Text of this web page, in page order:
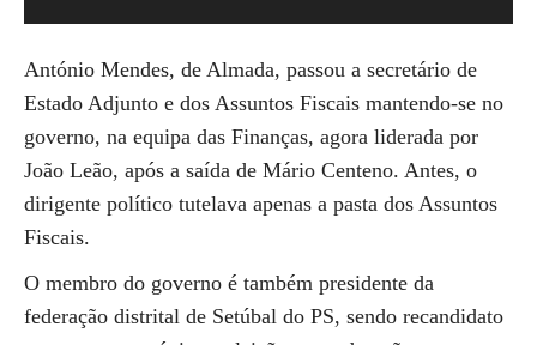
António Mendes, de Almada, passou a secretário de
Estado Adjunto e dos Assuntos Fiscais mantendo-se no
governo, na equipa das Finanças, agora liderada por
João Leão, após a saída de Mário Centeno. Antes, o
dirigente político tutelava apenas a pasta dos Assuntos
Fiscais.
O membro do governo é também presidente da
federação distrital de Setúbal do PS, sendo recandidato